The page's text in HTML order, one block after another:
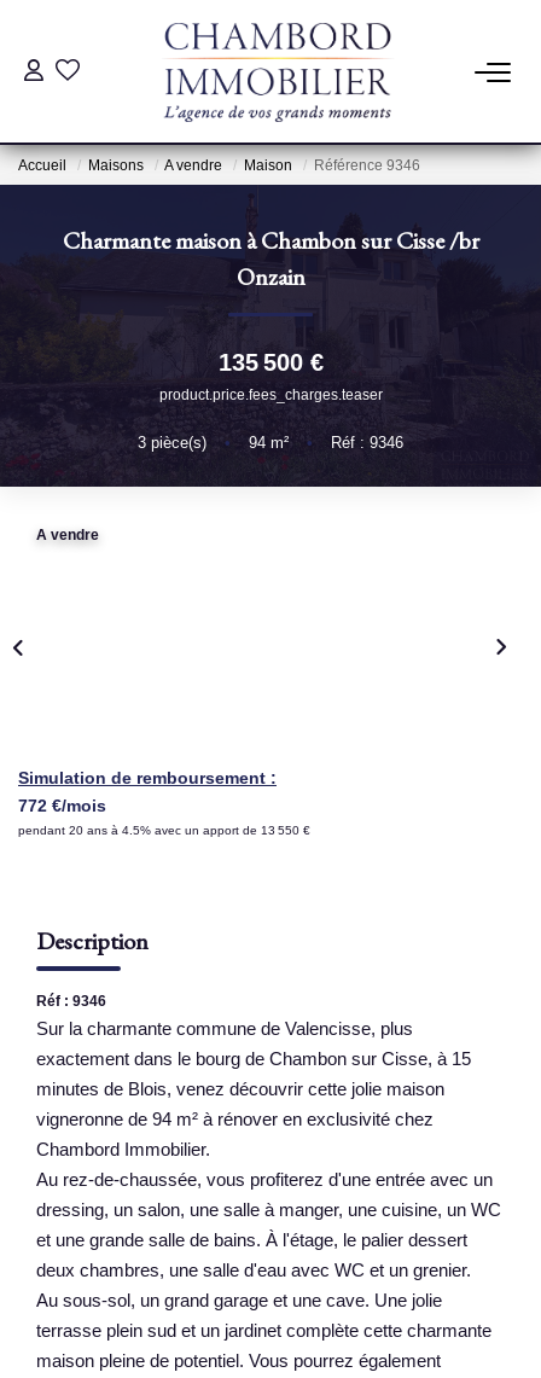
ACHAT
ESTIMATION
Pré-Estimation
Estimation Par Un Professionnel
GESTION
Nos Témoignages
Accueil Maisons A vendre Maison Référence 9346
Charmante maison à Chambon sur Cisse/br
Onzain
135 500 €
product.price.fees_charges.teaser
3 pièce(s) • 94 m² • Réf : 9346
A vendre
Simulation de remboursement :
772 €/mois
pendant 20 ans à 4.5% avec un apport de 13 550 €
Description
Réf : 9346
Sur la charmante commune de Valencisse, plus
exactement dans le bourg de Chambon sur Cisse, à 15
minutes de Blois, venez découvrir cette jolie maison
vigneronne de 94 m² à rénover en exclusivité chez
Chambord Immobilier.
Au rez-de-chaussée, vous profiterez d'une entrée avec un
dressing, un salon, une salle à manger, une cuisine, un WC
et une grande salle de bains. À l'étage, le palier dessert
deux chambres, une salle d'eau avec WC et un grenier.
Au sous-sol, un grand garage et une cave. Une jolie
terrasse plein sud et un jardinet complète cette charmante
maison pleine de potentiel. Vous pourrez également